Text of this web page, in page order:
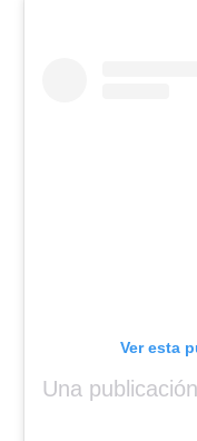
Ver esta